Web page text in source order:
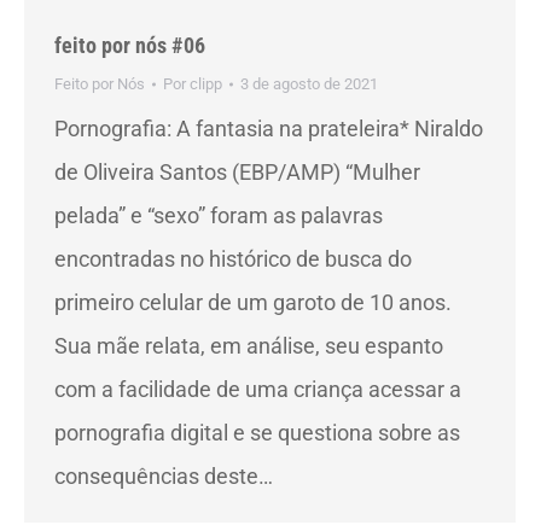
feito por nós #06
Feito por Nós Por clipp 3 de agosto de 2021
Pornografia: A fantasia na prateleira* Niraldo
de Oliveira Santos (EBP/AMP) “Mulher
pelada” e “sexo” foram as palavras
encontradas no histórico de busca do
primeiro celular de um garoto de 10 anos.
Sua mãe relata, em análise, seu espanto
com a facilidade de uma criança acessar a
pornografia digital e se questiona sobre as
consequências deste…